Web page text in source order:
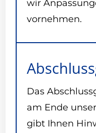
wir
vornehmen.
Das
am Ende
gibt Ihnen